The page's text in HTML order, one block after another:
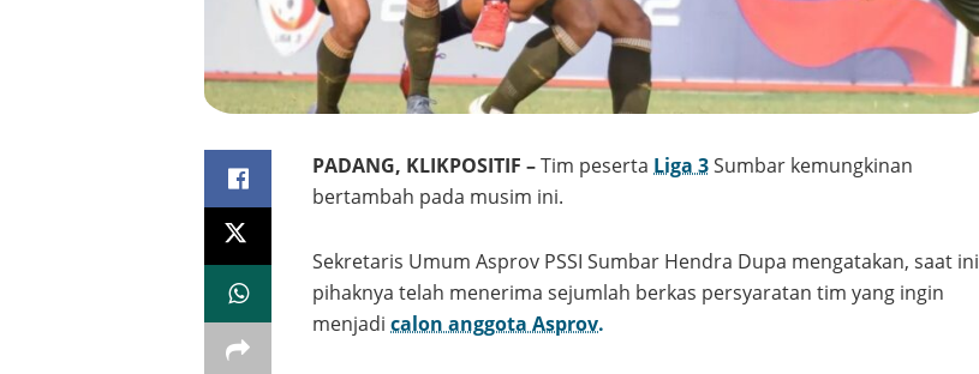
PADANG, KLIKPOSITIF –Tim peserta Liga 3Sumbar kemungkinan
bertambah pada musim ini.
Sekretaris Umum Asprov PSSI Sumbar Hendra Dupa mengatakan, saat ini
pihaknya telah menerima sejumlah berkas persyaratan tim yang ingin
menjadi calon anggota Asprov.